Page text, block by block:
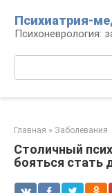
контенту
Психиатрия-
Психоневрология:
Главная » Заболевания
Столичный
бояться стать